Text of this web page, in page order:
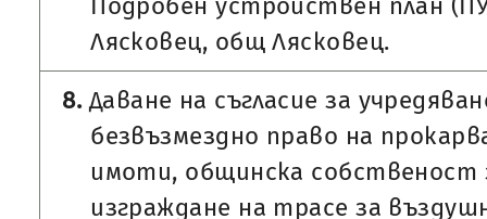
Подробен устройствен план
Лясковец, общ Лясковец.
8. Даване на съгласие за
безвъзмездно право на
имоти, общинска собственост
изграждане на трасе за